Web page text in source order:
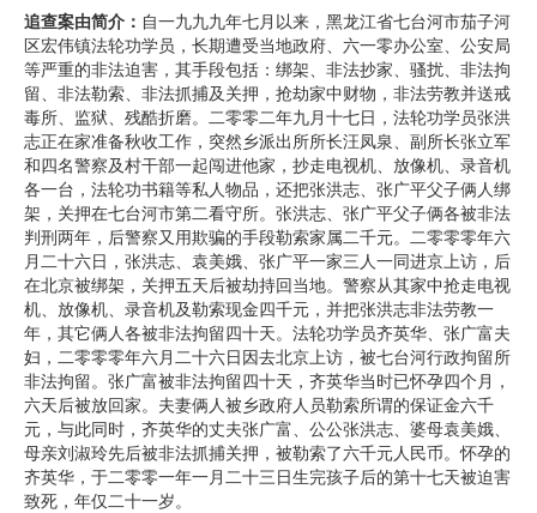
追查案由简介： 自一九九九年七月以来，黑龙江省七台河市茄子河
区宏伟镇法轮功学员，长期遭受当地政府、六一零办公室、公安局
等严重的非法迫害，其手段包括：绑架、非法抄家、骚扰、非法拘
留、非法勒索、非法抓捕及关押，抢劫家中财物，非法劳教并送戒
毒所、监狱、残酷折磨。二零零二年九月十七日，法轮功学员张洪
志正在家准备秋收工作，突然乡派出所所长汪凤泉、副所长张立军
和四名警察及村干部一起闯进他家，抄走电视机、放像机、录音机
各一台，法轮功书籍等私人物品，还把张洪志、张广平父子俩人绑
架，关押在七台河市第二看守所。张洪志、张广平父子俩各被非法
判刑两年，后警察又用欺骗的手段勒索家属二千元。二零零零年六
月二十六日，张洪志、袁美娥、张广平一家三人一同进京上访，后
在北京被绑架，关押五天后被劫持回当地。警察从其家中抢走电视
机、放像机、录音机及勒索现金四千元，并把张洪志非法劳教一
年，其它俩人各被非法拘留四十天。法轮功学员齐英华、张广富夫
妇，二零零零年六月二十六日因去北京上访，被七台河行政拘留所
非法拘留。张广富被非法拘留四十天，齐英华当时已怀孕四个月，
六天后被放回家。夫妻俩人被乡政府人员勒索所谓的保证金六千
元，与此同时，齐英华的丈夫张广富、公公张洪志、婆母袁美娥、
母亲刘淑玲先后被非法抓捕关押，被勒索了六千元人民币。怀孕的
齐英华，于二零零一年一月二十三日生完孩子后的第十七天被迫害
致死，年仅二十一岁。